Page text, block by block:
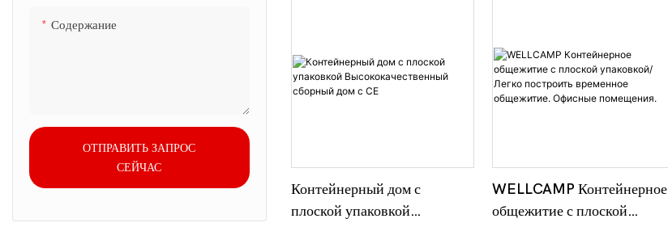
Содержание
ОТПРАВИТЬ ЗАПРОС
СЕЙЧАС
FUTURE
Контейнерный дом с
плоской упаковкой
WELLCAMP Контейнерное
общежитие с плоской